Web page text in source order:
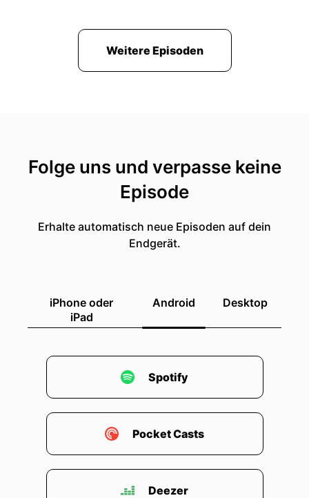
Weitere Episoden
Folge uns und verpasse keine
Episode
Erhalte automatisch neue Episoden auf dein
Endgerät.
iPhone oder
iPad
Android Desktop
Spotify
Pocket Casts
Deezer